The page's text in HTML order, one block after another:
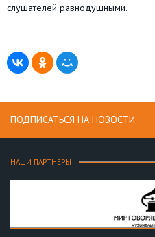
слушателей равнодушными.
ПОДПИСАТЬСЯ НА НОВОСТИ
НАШИ ПАРТНЕРЫ